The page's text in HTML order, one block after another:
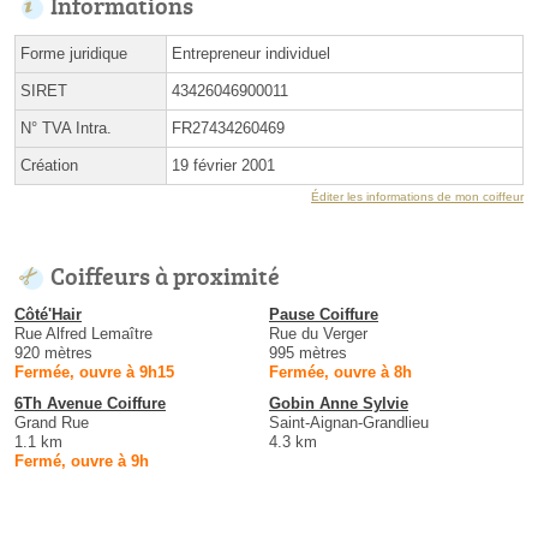
Forme juridique Entrepreneur individuel
SIRET 43426046900011
N° TVA Intra. FR27434260469
Création 19 février 2001
Éditer les informations de mon coiffeur
Coiffeurs à proximité
Côté'Hair
Rue Alfred Lemaître
920 mètres
Fermée, ouvre à 9h15
Pause Coiffure
Rue du Verger
995 mètres
Fermée, ouvre à 8h
6Th Avenue Coiffure
Grand Rue
1.1 km
Fermé, ouvre à 9h
Gobin Anne Sylvie
Saint-Aignan-Grandlieu
4.3 km